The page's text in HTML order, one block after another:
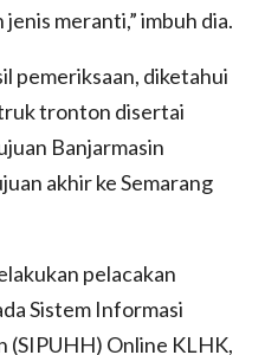
meranti,” imbuh dia.
pemeriksaan, diketahui
tronton disertai
Banjarmasin
akhir ke Semarang
pelacakan
Sistem Informasi
(SIPUHH) Online KLHK,